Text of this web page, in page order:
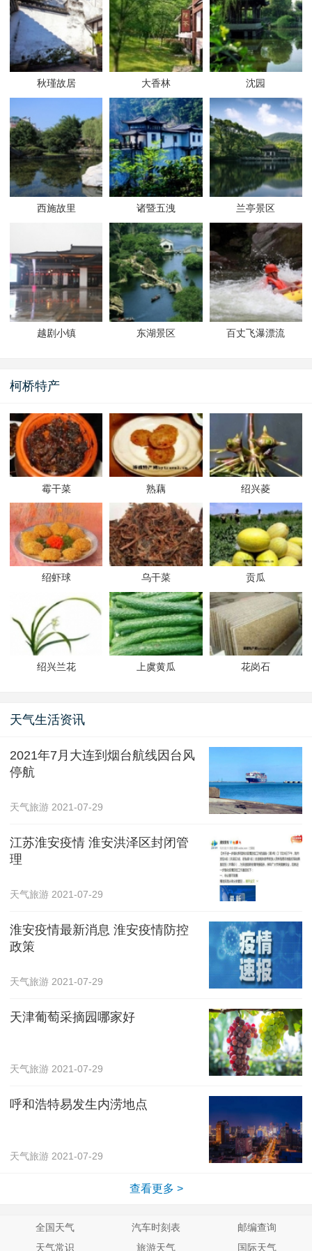
秋瑾故居 大香林 沈园
西施故里 诸暨五洩 兰亭景区
越剧小镇 东湖景区 百丈飞瀑漂流
柯桥特产
霉干菜 熟藕 绍兴菱
绍虾球 乌干菜 贡瓜
绍兴兰花 上虞黄瓜 花岗石
天气生活资讯
2021年7月大连到烟台航线因台风
停航
天气旅游 2021-07-29
江苏淮安疫情 淮安洪泽区封闭管
理
天气旅游 2021-07-29
淮安疫情最新消息 淮安疫情防控
政策
天气旅游 2021-07-29
天津葡萄采摘园哪家好
天气旅游 2021-07-29
呼和浩特易发生内涝地点
天气旅游 2021-07-29
查看更多 >
全国天气 汽车时刻表
邮编查询
天气常识
旅游天气 国际天气